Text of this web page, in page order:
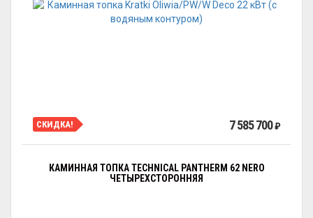
СКИДКА! 7 585 700₽
КАМИННАЯ ТОПКА TECHNICAL PANTHERM 62 NERO
ЧЕТЫРЕХСТОРОННЯЯ